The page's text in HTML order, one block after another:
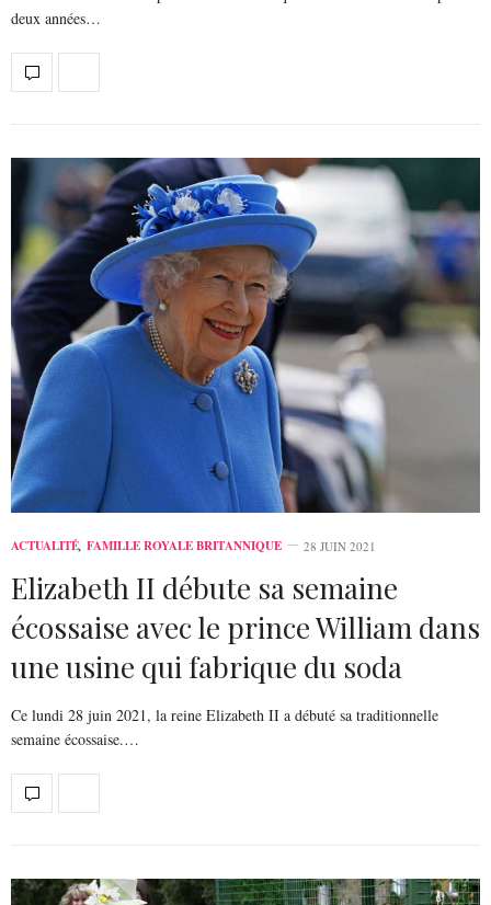
deux années…
ACTUALITÉ, FAMILLE ROYALE BRITANNIQUE 28 JUIN 2021
Elizabeth II débute sa semaine
écossaise avec le prince William dans
une usine qui fabrique du soda
Ce lundi 28 juin 2021, la reine Elizabeth II a débuté sa traditionnelle
semaine écossaise.…